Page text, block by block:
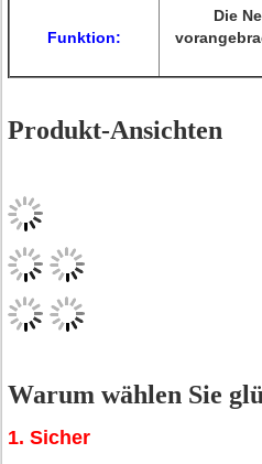
Funktion:
Die
Produkt-Ansichten
Warum wählen Sie
1. Sicher